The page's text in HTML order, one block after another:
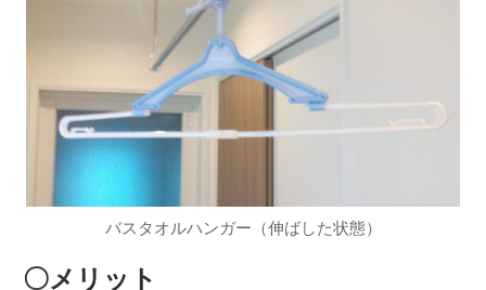
バスタオルハンガー（伸ばした状態）
〇メリット